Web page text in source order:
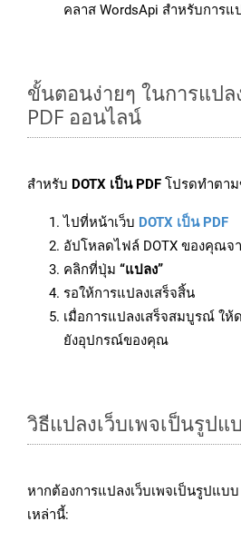
คลาส WordsApi สำหรับการแ
ขั้นตอนง่ายๆ ในการแปล
PDF ออนไลน์
สำหรับ DOTX เป็น PDF โปรดทำตา
ไปที่หน้าเว็บ DOTX เป็น PDF
อัปโหลดไฟล์ DOTX ของคุณ
คลิกที่ปุ่ม “แปลง”
รอให้การแปลงเสร็จสิ้น
เมื่อการแปลงเสร็จสมบูรณ์ ให้
ยังอุปกรณ์ของคุณ
วิธีแปลงเว็บเพจเป็นรูปแ
หากต้องการแปลงเว็บเพจเป็นรูปแบ
เหล่านี้: